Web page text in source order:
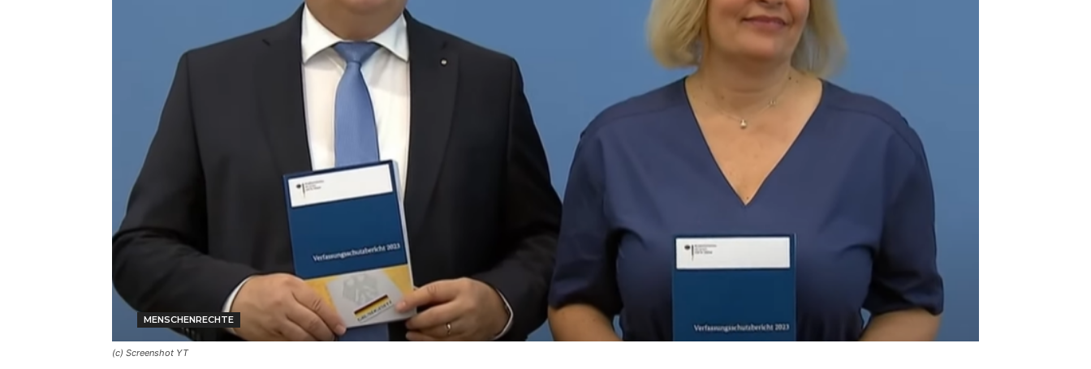
MENSCHENRECHTE
(c) Screenshot YT